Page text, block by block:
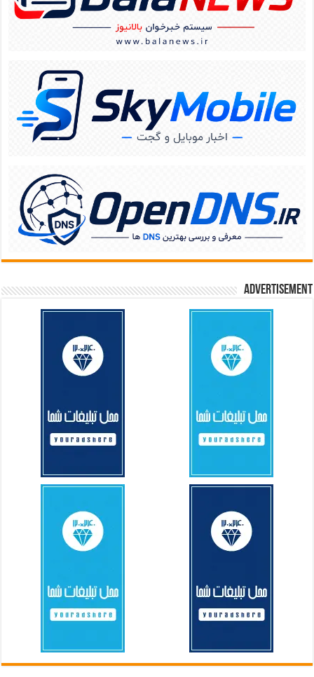
Advertisement